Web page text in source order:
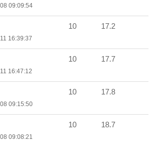
09:09:54
16:39:37
10 17.2
16:47:12
10 17.7
09:15:50
10 17.8
09:08:21
10 18.7